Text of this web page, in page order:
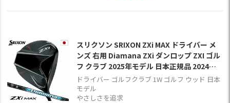
スリクソン SRIXON ZXi MAX ドライバー メ
ンズ 右用 Diamana ZXi ダンロップ ZXI ゴル
フ クラブ 2025年モデル 日本正規品 2024年1
1月9日発売
ドライバー ゴルフクラブ 1W ゴルフ ウッド 日本
モデル
やさしさを追求